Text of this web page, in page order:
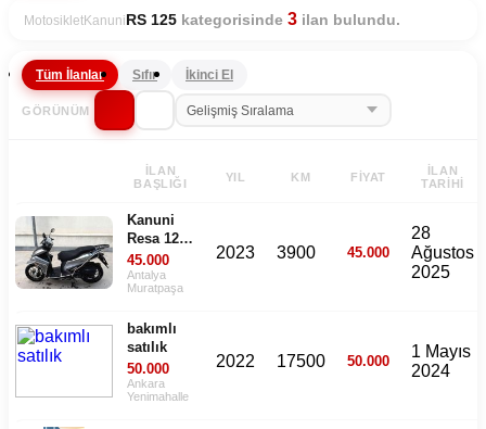
MotosikletKanuni RS 125 kategorisinde 3 ilan bulundu.
Tüm İlanlar Sıfır İkinci El
GÖRÜNÜM
İLAN
BAŞLIĞI
YIL KM FIYAT
İLAN
TARIHI
Kanuni
Resa 125
temiz ve
bakımlı
45.000
Antalya
Muratpaşa
2023 3900 45.000
28
Ağustos
2025
bakımlı
satılık
50.000
Ankara
Yenimahalle
2022 17500 50.000
1 Mayıs
2024